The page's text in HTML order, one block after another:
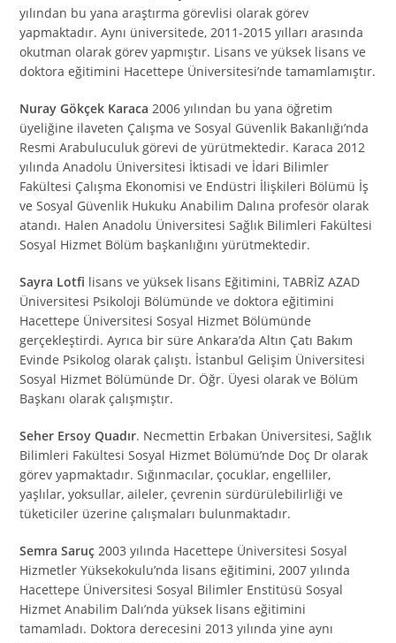
yılından bu yana araştırma görevlisi olarak görev
yapmaktadır. Aynı üniversitede, 2011-2015 yılları arasında
okutman olarak görev yapmıştır. Lisans ve yüksek lisans ve
doktora eğitimini Hacettepe Üniversitesi’nde tamamlamıştır.
Nuray Gökçek Karaca 2006 yılından bu yana öğretim
üyeliğine ilaveten Çalışma ve Sosyal Güvenlik Bakanlığı’nda
Resmi Arabuluculuk görevi de yürütmektedir. Karaca 2012
yılında Anadolu Üniversitesi İktisadi ve İdari Bilimler
Fakültesi Çalışma Ekonomisi ve Endüstri İlişkileri Bölümü İş
ve Sosyal Güvenlik Hukuku Anabilim Dalına profesör olarak
atandı. Halen Anadolu Üniversitesi Sağlık Bilimleri Fakültesi
Sosyal Hizmet Bölüm başkanlığını yürütmektedir.
Sayra Lotfi lisans ve yüksek lisans Eğitimini, TABRİZ AZAD
Üniversitesi Psikoloji Bölümünde ve doktora eğitimini
Hacettepe Üniversitesi Sosyal Hizmet Bölümünde
gerçekleştirdi. Ayrıca bir süre Ankara’da Altın Çatı Bakım
Evinde Psikolog olarak çalıştı. İstanbul Gelişim Üniversitesi
Sosyal Hizmet Bölümünde Dr. Öğr. Üyesi olarak ve Bölüm
Başkanı olarak çalışmıştır.
Seher Ersoy Quadır. Necmettin Erbakan Üniversitesi, Sağlık
Bilimleri Fakültesi Sosyal Hizmet Bölümü’nde Doç Dr olarak
görev yapmaktadır. Sığınmacılar, çocuklar, engelliler,
yaşlılar, yoksullar, aileler, çevrenin sürdürülebilirliği ve
tüketiciler üzerine çalışmaları bulunmaktadır.
Semra Saruç 2003 yılında Hacettepe Üniversitesi Sosyal
Hizmetler Yüksekokulu’nda lisans eğitimini, 2007 yılında
Hacettepe Üniversitesi Sosyal Bilimler Enstitüsü Sosyal
Hizmet Anabilim Dalı’nda yüksek lisans eğitimini
tamamladı. Doktora derecesini 2013 yılında yine aynı